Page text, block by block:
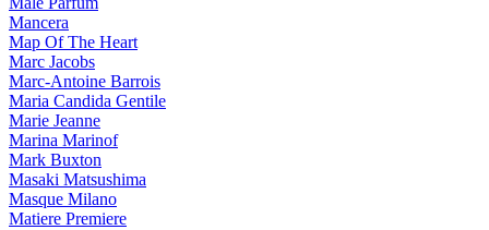
Mancera
Map Of The Heart
Marc Jacobs
Marc-Antoine Barrois
Maria Candida Gentile
Marie Jeanne
Marina Marinof
Mark Buxton
Masaki Matsushima
Masque Milano
Matiere Premiere